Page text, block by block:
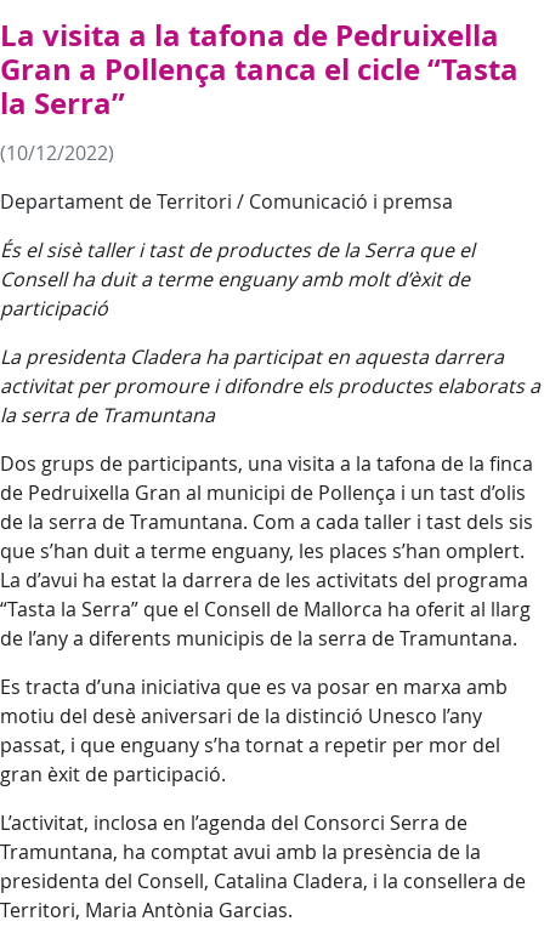
La visita a la tafona de Pedruixella
Gran a Pollença tanca el cicle “Tasta
la Serra”
(10/12/2022)
Departament de Territori / Comunicació i premsa
És el sisè taller i tast de productes de la Serra que el
Consell ha duit a terme enguany amb molt d’èxit de
participació
La presidenta Cladera ha participat en aquesta darrera
activitat per promoure i difondre els productes elaborats a
la serra de Tramuntana
Dos grups de participants, una visita a la tafona de la finca
de Pedruixella Gran al municipi de Pollença i un tast d’olis
de la serra de Tramuntana. Com a cada taller i tast dels sis
que s’han duit a terme enguany, les places s’han omplert.
La d’avui ha estat la darrera de les activitats del programa
“Tasta la Serra” que el Consell de Mallorca ha oferit al llarg
de l’any a diferents municipis de la serra de Tramuntana.
Es tracta d’una iniciativa que es va posar en marxa amb
motiu del desè aniversari de la distinció Unesco l’any
passat, i que enguany s’ha tornat a repetir per mor del
gran èxit de participació.
L’activitat, inclosa en l’agenda del Consorci Serra de
Tramuntana, ha comptat avui amb la presència de la
presidenta del Consell, Catalina Cladera, i la consellera de
Territori, Maria Antònia Garcias.